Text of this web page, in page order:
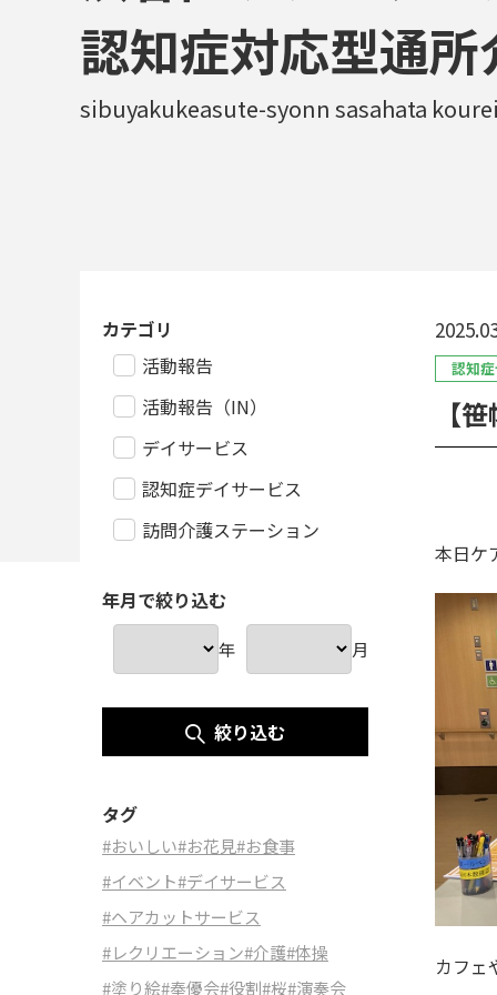
認知症対応型通所
sibuyakukeasute-syonn sasahata
認知
【
本日ケ
カフェ
カテゴリ
活動報告
活動報告（IN）
デイサービス
認知症デイサービス
訪問介護ステーション
年月で絞り込む
年 月
絞り込む
タグ
#おいしい#お花見#お食事
#イベント#デイサービス
#ヘアカットサービス
#レクリエーション#介護#体操
#塗り絵#奉優会#役割#桜#演奏会